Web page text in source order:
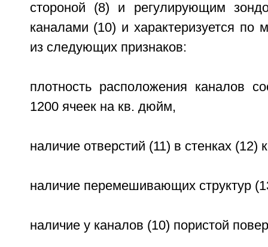
стороной (8) и регулирующим
каналами (10) и характеризуется
из следующих признаков:
плотность расположения каналов
1200 ячеек на кв. дюйм,
наличие отверстий (11) в стенках (12)
наличие перемешивающих структур
наличие у каналов (10) пористой